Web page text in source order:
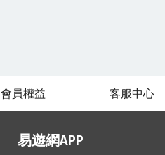
會員權益 客服中心
易遊網APP